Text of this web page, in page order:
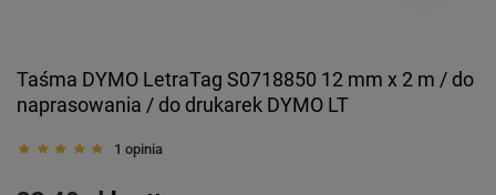
Taśma DYMO LetraTag S0718850 12 mm x 2 m / do
naprasowania / do drukarek DYMO LT
1 opinia